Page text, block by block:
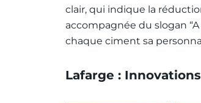
clair, qui indique la
accompagnée du slogan
chaque ciment sa
Lafarge :